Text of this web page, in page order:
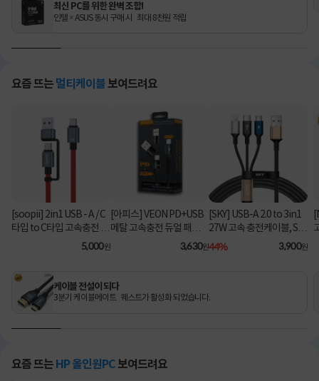
최신 PC를 위한 완벽 조합!
인텔 × ASUS 동시 구매 시 최대 8천원 적립
요즘 뜨는 멀티케이블 보여드려요
[soopii] 2in1 USB - A / C
타입 to C타입 고속충전 케
이블 PD 100W S52C [1.2
5,000원
[아피스] VEON PD+USB
메탈 고속충전 듀얼 패브릭
8핀 케이블
3,630원
[SKY] USB-A 2.0 to 3in1
27W 고속 충전케이블, SK
Y-A2-3IN1 [블랙/2m]
44% 3,900원
케이블 전설이 되다
3분기 케이블메이트 퀘스트가 활성화 되었습니다.
요즘 뜨는 HP 올인원PC 보여드려요